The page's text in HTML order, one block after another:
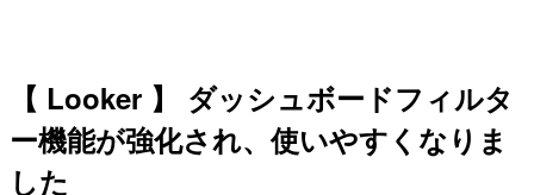
【 Looker 】 ダッシュボードフィルタ
ー機能が強化され、使いやすくなりま
した